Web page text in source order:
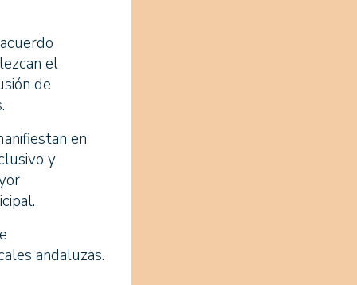
el
de
en
y
andaluzas.